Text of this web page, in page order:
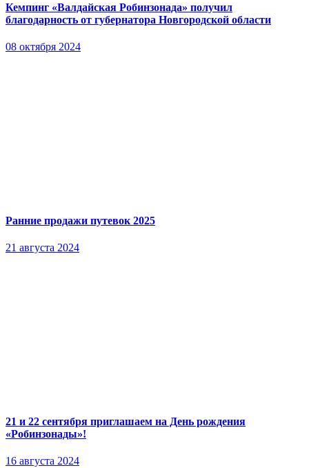
Кемпинг «Валдайская Робинзонада» получил
благодарность от губернатора Новгородской области
08 октября 2024
Ранние продажи путевок 2025
21 августа 2024
21 и 22 сентября приглашаем на День рождения
«Робинзонады»!
16 августа 2024